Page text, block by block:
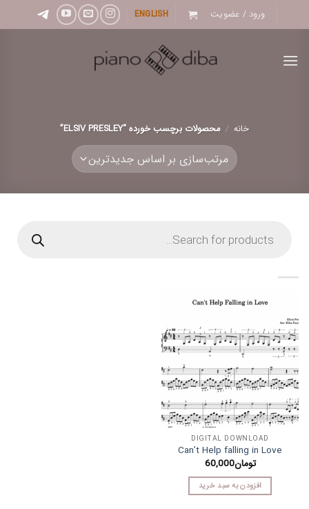
to
ورود / عضویت ENGLISH
خانه / محصولات برچسب خورده “ELSIV PRESLEY”
search
DIGITAL DOWNLOAD
Can’t Help falling in Love
تومان60,000
افزودن به سبد خرید